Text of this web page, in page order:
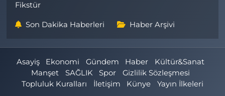
Fikstür
Son Dakika Haberleri Haber Arşivi
Asayiş Ekonomi Gündem Haber
Kültür&Sanat
Manşet
SAĞLIK Spor
Gizlilik Sözleşmesi
Topluluk Kuralları
İletişim Künye Yayın İlkeleri